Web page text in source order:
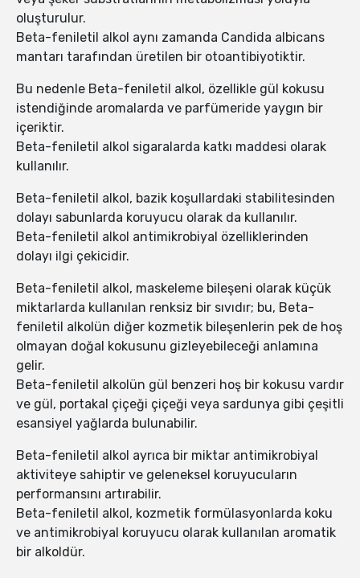
oluşturulur.
Beta-feniletil alkol aynı zamanda Candida albicans
mantarı tarafından üretilen bir otoantibiyotiktir.
Bu nedenle Beta-feniletil alkol, özellikle gül kokusu
istendiğinde aromalarda ve parfümeride yaygın bir
içeriktir.
Beta-feniletil alkol sigaralarda katkı maddesi olarak
kullanılır.
Beta-feniletil alkol, bazik koşullardaki stabilitesinden
dolayı sabunlarda koruyucu olarak da kullanılır.
Beta-feniletil alkol antimikrobiyal özelliklerinden
dolayı ilgi çekicidir.
Beta-feniletil alkol, maskeleme bileşeni olarak küçük
miktarlarda kullanılan renksiz bir sıvıdır; bu, Beta-
feniletil alkolün diğer kozmetik bileşenlerin pek de hoş
olmayan doğal kokusunu gizleyebileceği anlamına
gelir.
Beta-feniletil alkolün gül benzeri hoş bir kokusu vardır
ve gül, portakal çiçeği çiçeği veya sardunya gibi çeşitli
esansiyel yağlarda bulunabilir.
Beta-feniletil alkol ayrıca bir miktar antimikrobiyal
aktiviteye sahiptir ve geleneksel koruyucuların
performansını artırabilir.
Beta-feniletil alkol, kozmetik formülasyonlarda koku
ve antimikrobiyal koruyucu olarak kullanılan aromatik
bir alkoldür.